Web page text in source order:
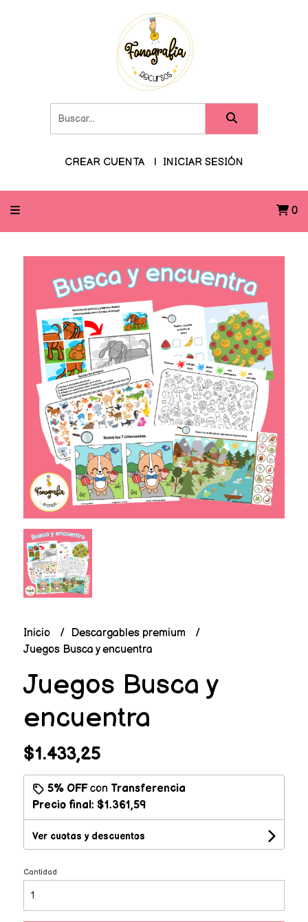
CREAR CUENTA INICIAR SESIÓN
0
Inicio
Descargables premium
Juegos Busca y encuentra
Juegos Busca y
encuentra
$1.433,25
5% OFFcon Transferencia
Precio final: $1.361,59
Ver cuotas y descuentos
Cantidad